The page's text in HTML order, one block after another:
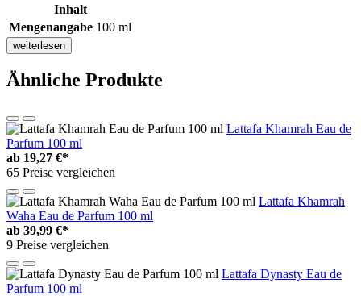
Inhalt
Mengenangabe 100 ml
weiterlesen
Ähnliche Produkte
Lattafa Khamrah Eau de
Parfum 100 ml
ab 19,27 €*
65 Preise vergleichen
Lattafa Khamrah
Waha Eau de Parfum 100 ml
ab 39,99 €*
9 Preise vergleichen
Lattafa Dynasty Eau de
Parfum 100 ml